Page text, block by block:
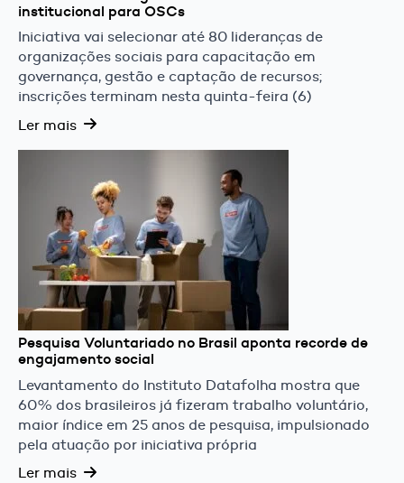
institucional para OSCs
Iniciativa vai selecionar até 80 lideranças de
organizações sociais para capacitação em
governança, gestão e captação de recursos;
inscrições terminam nesta quinta-feira (6)
Ler mais
Pesquisa Voluntariado no Brasil aponta recorde de
engajamento social
Levantamento do Instituto Datafolha mostra que
60% dos brasileiros já fizeram trabalho voluntário,
maior índice em 25 anos de pesquisa, impulsionado
pela atuação por iniciativa própria
Ler mais